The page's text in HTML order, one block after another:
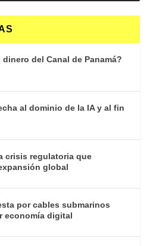
dinero del Canal de Panamá?
al dominio de la IA y al fin
crisis regulatoria que
global
por cables submarinos
economía digital